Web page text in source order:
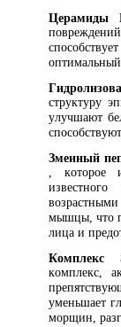
Церамиды
структуру
улучшают
Змеиный
, которое
мышцы, что
лица и
Комплекс
комплекс,
уменьшает
морщин,